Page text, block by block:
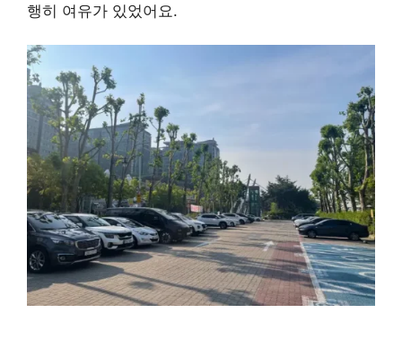
행히 여유가 있었어요.